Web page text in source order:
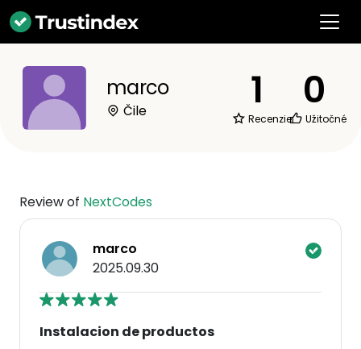
marco
Čile 1
Recenzie
0
Užitočné
Review of NextCodes
marco
2025.09.30
Instalacion de productos